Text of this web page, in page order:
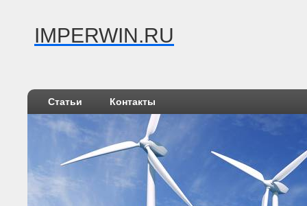
IMPERWIN.RU
Статьи Контакты